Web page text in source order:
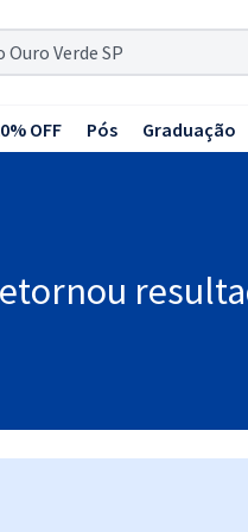
OFF Pós Graduação